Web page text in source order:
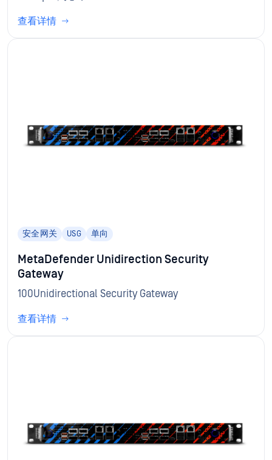
查看详情
安全网关 USG 单向
MetaDefender Unidirection Security
Gateway
100Unidirectional Security Gateway
查看详情